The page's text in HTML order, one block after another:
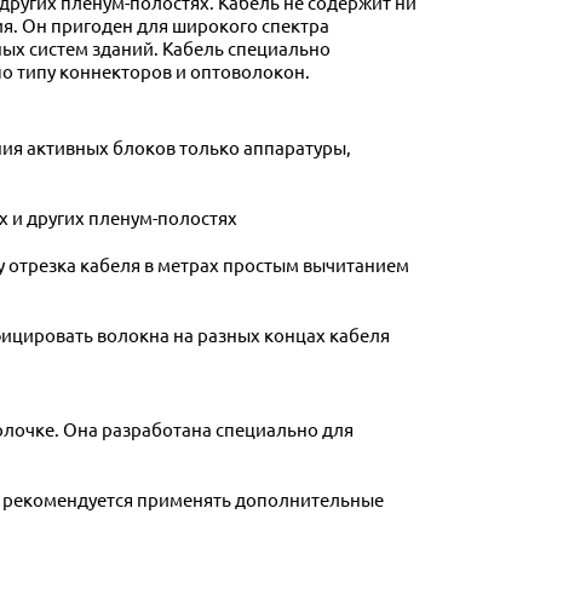
Он пригоден для широкого спектра
систем зданий. Кабель специально
типу коннекторов и оптоволокон.
активных блоков только аппаратуры,
других пленум-полостях
кабеля в метрах простым вычитанием
волокна на разных концах кабеля
Она разработана специально для
применять дополнительные